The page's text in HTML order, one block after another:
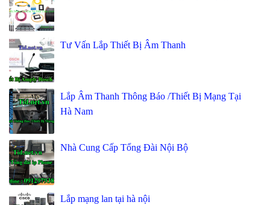
Tư Vấn Lắp Thiết Bị Âm Thanh
Lắp Âm Thanh Thông Báo /Thiết Bị Mạng Tại
Hà Nam
Nhà Cung Cấp Tổng Đài Nội Bộ
Lắp mạng lan tại hà nội